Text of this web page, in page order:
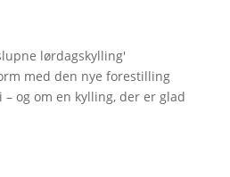
lørdagskylling'
med den nye forestilling
– og om en kylling, der er glad